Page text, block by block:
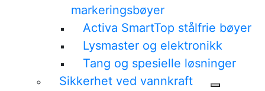
markeringsbøyer
Activa SmartTop stålfrie bøyer
Lysmaster og elektronikk
Tang og spesielle løsninger
Sikkerhet ved vannkraft